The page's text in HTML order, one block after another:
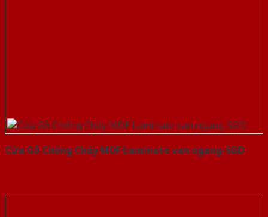
Cửa Gỗ Chống Cháy MDF Laminate van ngang-SGD